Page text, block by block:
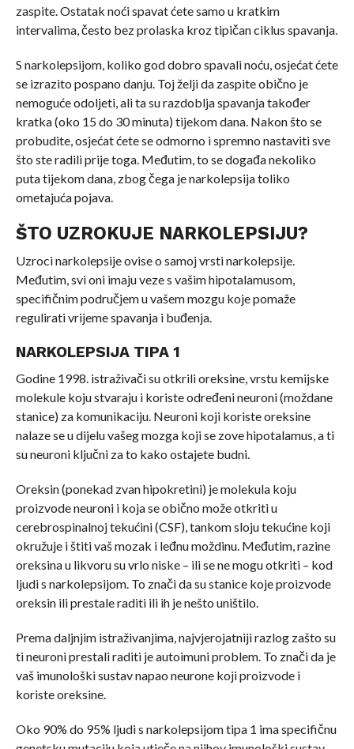
zaspite. Ostatak noći spavat ćete samo u kratkim
intervalima, često bez prolaska kroz tipičan ciklus spavanja.
S narkolepsijom, koliko god dobro spavali noću, osjećat ćete
se izrazito pospano danju. Toj želji da zaspite obično je
nemoguće odoljeti, ali ta su razdoblja spavanja također
kratka (oko 15 do 30 minuta) tijekom dana. Nakon što se
probudite, osjećat ćete se odmorno i spremno nastaviti sve
što ste radili prije toga. Međutim, to se događa nekoliko
puta tijekom dana, zbog čega je narkolepsija toliko
ometajuća pojava.
ŠTO UZROKUJE NARKOLEPSIJU?
Uzroci narkolepsije ovise o samoj vrsti narkolepsije.
Međutim, svi oni imaju veze s vašim hipotalamusom,
specifičnim područjem u vašem mozgu koje pomaže
regulirati vrijeme spavanja i buđenja.
NARKOLEPSIJA TIPA 1
Godine 1998. istraživači su otkrili oreksine, vrstu kemijske
molekule koju stvaraju i koriste određeni neuroni (moždane
stanice) za komunikaciju. Neuroni koji koriste oreksine
nalaze se u dijelu vašeg mozga koji se zove hipotalamus, a ti
su neuroni ključni za to kako ostajete budni.
Oreksin (ponekad zvan hipokretini) je molekula koju
proizvode neuroni i koja se obično može otkriti u
cerebrospinalnoj tekućini (CSF), tankom sloju tekućine koji
okružuje i štiti vaš mozak i leđnu moždinu. Međutim, razine
oreksina u likvoru su vrlo niske – ili se ne mogu otkriti – kod
ljudi s narkolepsijom. To znači da su stanice koje proizvode
oreksin ili prestale raditi ili ih je nešto uništilo.
Prema daljnjim istraživanjima, najvjerojatniji razlog zašto su
ti neuroni prestali raditi je autoimuni problem. To znači da je
vaš imunološki sustav napao neurone koji proizvode i
koriste oreksine.
Oko 90% do 95% ljudi s narkolepsijom tipa 1 ima specifičnu